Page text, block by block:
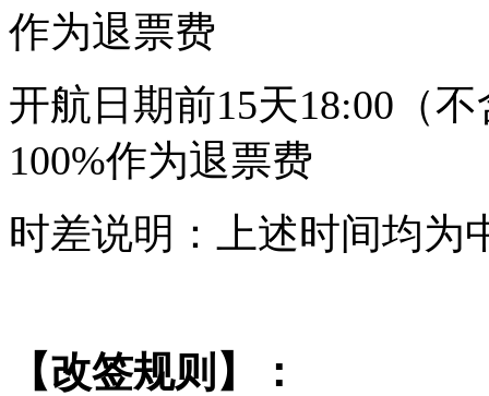
作为退票费
开航日期前15天18:00（
100%作为退票费
时差说明：上述时间均为
【改签规则】：